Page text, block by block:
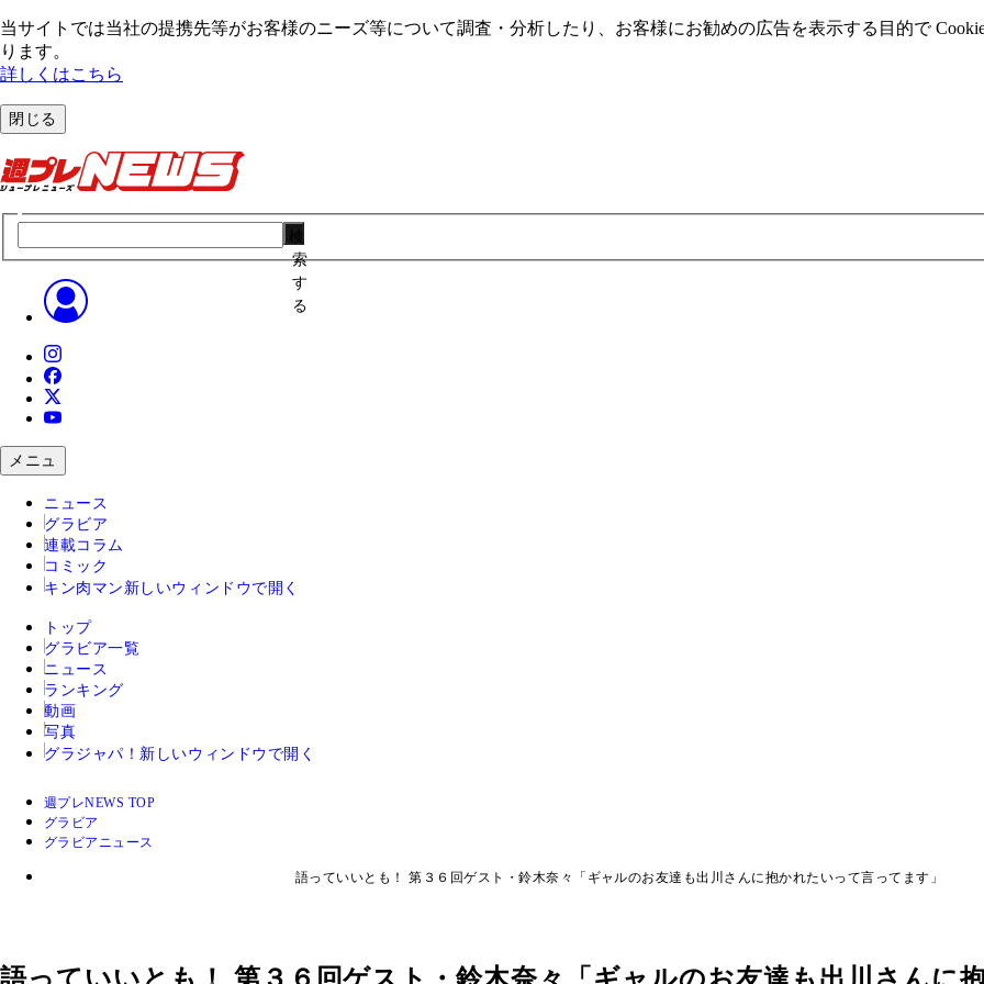
当サイトでは当社の提携先等がお客様のニーズ等について調査・分析したり、お客様にお勧めの広告を表⽰する⽬的で
ります。
詳しくはこちら
閉じる
索
す
る
メニュ
ニュース
グラビア
連載コラム
コミック
キン肉マン 新しいウィンドウで開く
トップ
グラビア一覧
ニュース
ランキング
動画
写真
グラジャパ！ 新しいウィンドウで開く
週プレNEWS TOP
グラビア
グラビアニュース
語っていいとも！ 第３６回ゲスト・鈴木奈々「ギャルのお友達も出川さんに抱かれたいって言ってます」
語っていいとも！ 第３６回ゲスト・鈴木奈々「ギャルのお友達も出川さんに